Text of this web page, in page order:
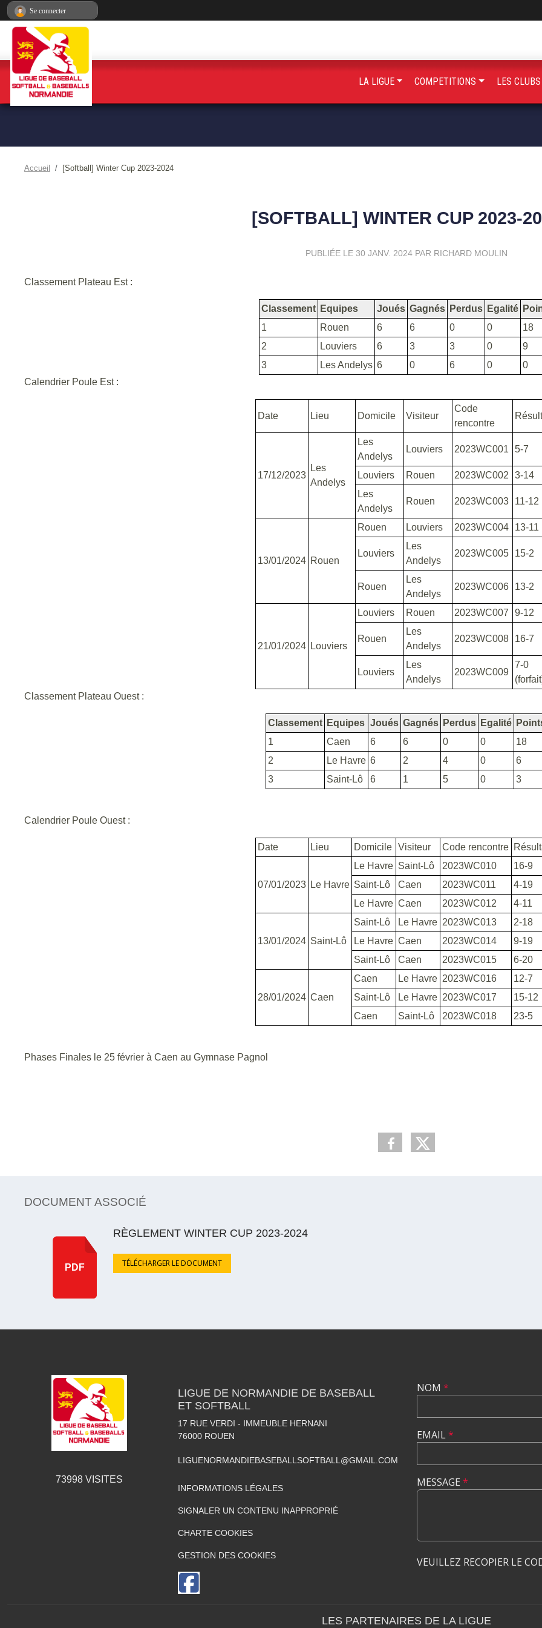
Accueil [Softball] Winter Cup 2023-2024
[SOFTBALL] WINTER CUP 2023-
PUBLIÉE LE 30 JANV. 2024 PAR RICHARD MOULIN
Classement Plateau Est :
Classement Equipes Joués Gagnés Perdus Egalité
1
Rouen 6 6 0 0
18
2
Louviers 6 3 3 0
9
3
Les Andelys 6 0 6 0
0
Calendrier Poule Est :
Date Lieu Domicile Visiteur
Code
rencontre
17/12/2023
Les
Andelys
Les
Andelys
Louviers 2023WC001 5-7
Louviers Rouen 2023WC002
3-14
Les
Andelys
Rouen 2023WC003 11-12
13/01/2024 Rouen
Rouen Louviers 2023WC004 13-11
Louviers
Les
Andelys
2023WC005 15-2
Rouen
Les
Andelys
2023WC006 13-2
21/01/2024 Louviers
Louviers Rouen 2023WC007 9-12
Rouen
Les
Andelys
2023WC008 16-7
Louviers
Les
Andelys
2023WC009
7-0
Classement Plateau Ouest :
Classement Equipes Joués Gagnés Perdus Egalité
1
Caen 6 6 0 0
18
2
Le Havre 6 2 4 0
6
3
Saint-Lô 6 1 5 0 3
Calendrier Poule Ouest :
Date Lieu Domicile Visiteur Code rencontre
07/01/2023 Le Havre
Le Havre Saint-Lô 2023WC010
16-9
Saint-Lô
Caen 2023WC011
4-19
Le Havre Caen 2023WC012 4-11
13/01/2024 Saint-Lô
Saint-Lô Le Havre 2023WC013
2-18
Le Havre Caen 2023WC014
9-19
Saint-Lô
Caen 2023WC015 6-20
28/01/2024 Caen
Caen Le Havre 2023WC016
12-7
Saint-Lô
Le Havre 2023WC017
15-12
Caen
Saint-Lô 2023WC018 23-5
Phases Finales le 25 février à Caen au Gymnase Pagnol
DOCUMENT ASSOCIÉ
PDF
RÈGLEMENT WINTER CUP 2023-2024
TÉLÉCHARGER LE DOCUMENT
LA LIGUE COMPETITIONS LES
73998VISITES
LIGUE DE NORMANDIE DE BASEBALL
ET SOFTBALL
17 RUE VERDI - IMMEUBLE HERNANI
76000 ROUEN
LIGUENORMANDIEBASEBALLSOFTBALL@GMAIL.COM
INFORMATIONS LÉGALES
SIGNALER UN CONTENU INAPPROPRIÉ
CHARTE COOKIES
GESTION DES COOKIES
NOM *
EMAIL*
MESSAGE *
VEUILLEZ RECOPIER LE
LES PARTENAIRES DE LA LIGUE
Se connecter
Panneau de gestion des cookies